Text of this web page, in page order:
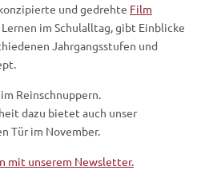
und gedrehte Film
im Schulalltag, gibt Einblicke
Jahrgangsstufen und
Reinschnuppern.
dazu bietet auch unser
Tür im November.
mit unserem Newsletter.